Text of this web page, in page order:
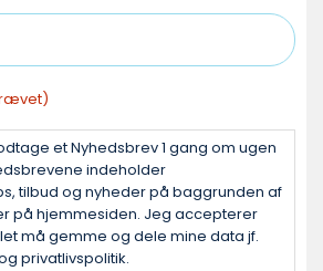
et Nyhedsbrev 1 gang om ugen
indeholder
tilbud og nyheder på baggrunden af
på hjemmesiden. Jeg accepterer
må gemme og dele mine data jf.
privatlivspolitik.